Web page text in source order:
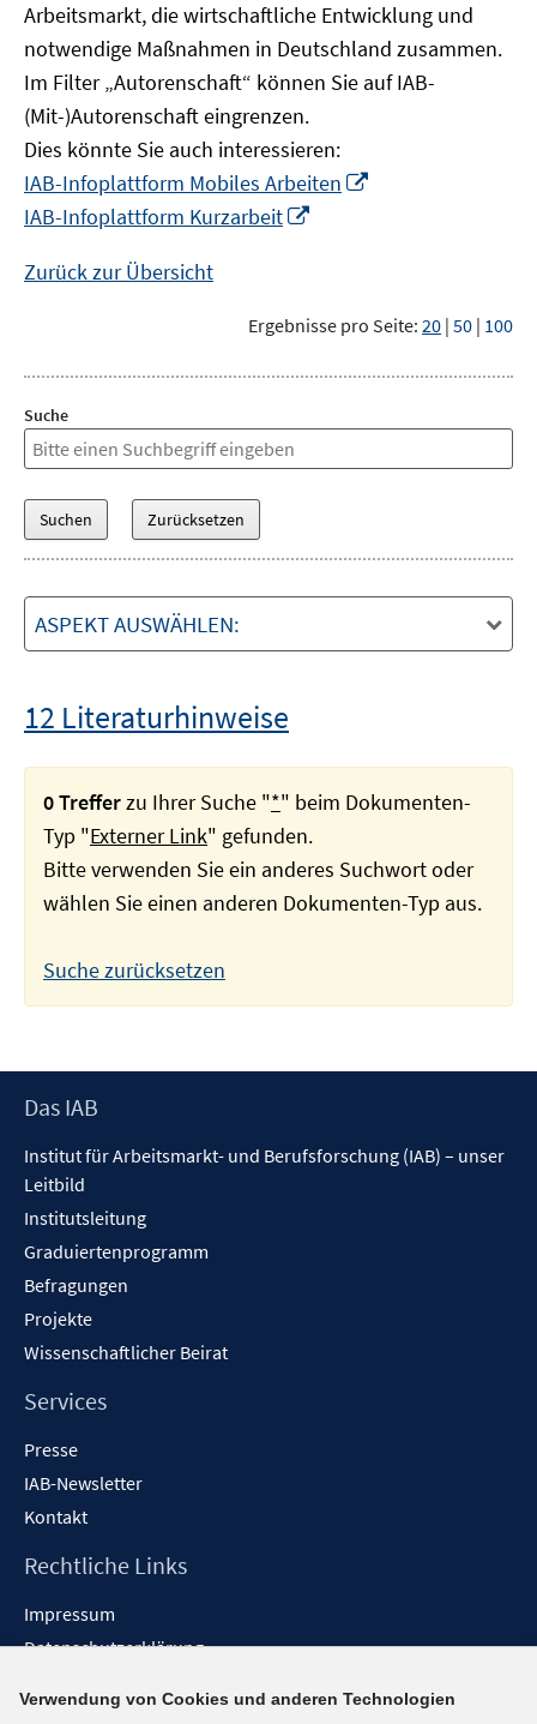
Arbeitsmarkt, die wirtschaftliche Entwicklung und
notwendige Maßnahmen in Deutschland zusammen.
Im Filter „Autorenschaft“ können Sie auf IAB-
(Mit-)Autorenschaft eingrenzen.
Dies könnte Sie auch interessieren:
IAB-Infoplattform Mobiles Arbeiten
IAB-Infoplattform Kurzarbeit
Zurück zur Übersicht
Ergebnisse pro Seite: 20 | 50 | 100
Suche
ASPEKT AUSWÄHLEN:
12 Literaturhinweise
0 Trefferzu Ihrer Suche "*" beim Dokumenten-
Typ "Externer Link" gefunden.
Bitte verwenden Sie ein anderes Suchwort oder
wählen Sie einen anderen Dokumenten-Typ aus.
Suche zurücksetzen
Footer
Das IAB
Institut für Arbeitsmarkt- und Berufsforschung (IAB) – unser
Leitbild
Institutsleitung
Graduiertenprogramm
Befragungen
Projekte
Wissenschaftlicher Beirat
Services
Presse
IAB-Newsletter
Kontakt
Rechtliche Links
Impressum
Datenschutzerklärung
Barrieren melden
Verwendung von Cookies und anderen Technologien